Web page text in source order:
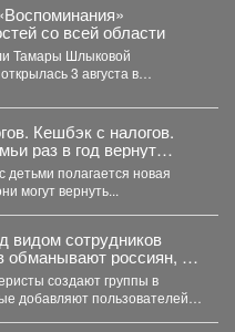
со всей области
Тамары Шлыковой
3 августа в
Кешбэк с налогов.
раз в год вернут
денегполагается новая
могут вернуть...
видом сотрудников
обманывают россиян, у
рождения.
создают группы в
добавляют пользователей в